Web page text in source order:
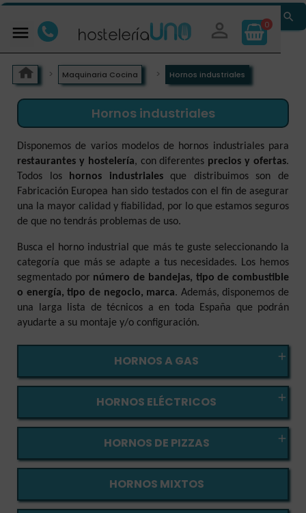
  0

Maquinaria Cocina Hornos industriales
Hornos industriales
Disponemos de varios modelos de hornos industriales para
restaurantes y hostelería, con diferentes precios y ofertas.
Todos los
hornos industrialesque distribuimos son de
Fabricación Europea han sido testados con el fin de asegurar
una la mayor calidad y fiabilidad, por lo que estamos seguros
de que no tendrás problemas de uso.
Busca el horno industrial que más te guste seleccionando la
categoría que más se adapte a tus necesidades. Los hemos
segmentado por número de bandejas, tipo de combustible
o energía, tipo de negocio, marca. Además, disponemos de
una larga lista de técnicos a en toda España que podrán
ayudarte a su montaje y/o configuración.
HORNOS A GAS 
HORNOS ELÉCTRICOS 
HORNOS DE PIZZAS 
HORNOS MIXTOS